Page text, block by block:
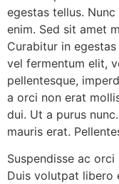
egestas tellus.
enim. Sed sit amet
Curabitur in
vel fermentum elit,
pellentesque,
a orci non erat
dui. Ut a purus
mauris erat.
Suspendisse ac
Duis volutpat libero